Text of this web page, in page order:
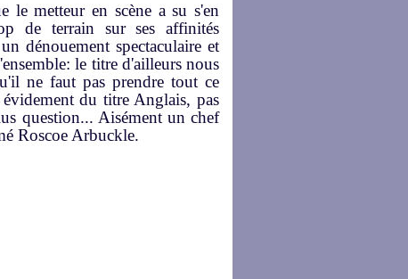
le metteur en scène a su s'en
de terrain sur ses affinités
dénouement spectaculaire et
le titre d'ailleurs nous
ne faut pas prendre tout ce
du titre Anglais, pas
question... Aisément un chef
Roscoe Arbuckle.